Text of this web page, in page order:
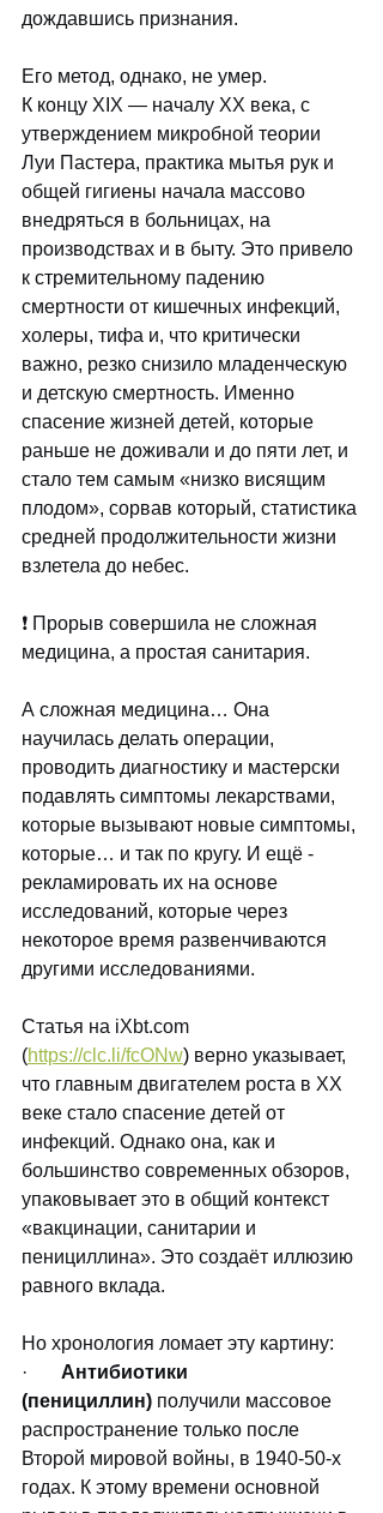
дождавшись признания.
Его метод, однако, не умер.
К концу XIX — началу XX века, с
утверждением микробной теории
Луи Пастера, практика мытья рук и
общей гигиены начала массово
внедряться в больницах, на
производствах и в быту. Это привело
к стремительному падению
смертности от кишечных инфекций,
холеры, тифа и, что критически
важно, резко снизило младенческую
и детскую смертность. Именно
спасение жизней детей, которые
раньше не доживали и до пяти лет, и
стало тем самым «низко висящим
плодом», сорвав который, статистика
средней продолжительности жизни
взлетела до небес.
❗ Прорыв совершила не сложная
медицина, а простая санитария.
А сложная медицина… Она
научилась делать операции,
проводить диагностику и мастерски
подавлять симптомы лекарствами,
которые вызывают новые симптомы,
которые… и так по кругу. И ещё -
рекламировать их на основе
исследований, которые через
некоторое время развенчиваются
другими исследованиями.
Статья на iXbt.com
(https://clc.li/fcONw) верно указывает,
что главным двигателем роста в XX
веке стало спасение детей от
инфекций. Однако она, как и
большинство современных обзоров,
упаковывает это в общий контекст
«вакцинации, санитарии и
пенициллина». Это создаёт иллюзию
равного вклада.
Но хронология ломает эту картину:
· Антибиотики
(пенициллин) получили массовое
распространение только после
Второй мировой войны, в 1940-50-х
годах. К этому времени основной